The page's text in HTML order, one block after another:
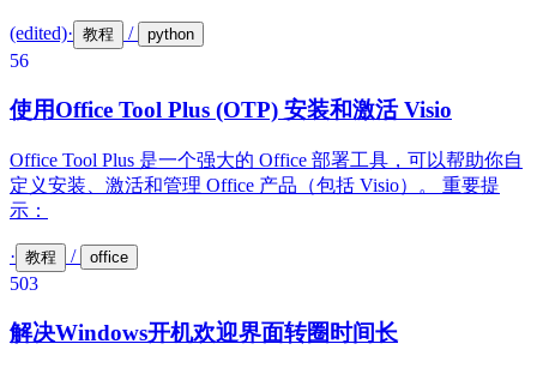
(edited)· 教程 / python
56
使用Office Tool Plus (OTP) 安装和激活 Visio
Office Tool Plus 是一个强大的 Office 部署工具，可以帮助你自
定义安装、激活和管理 Office 产品（包括 Visio）。 重要提
示：
· 教程 / office
503
解决Windows开机欢迎界面转圈时间长